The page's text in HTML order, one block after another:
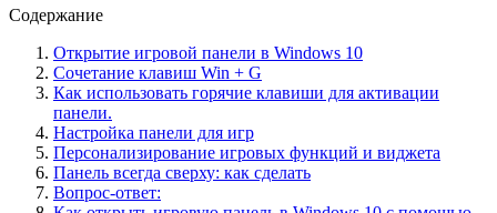
Содержание
Открытие игровой панели в Windows 10
Сочетание клавиш Win + G
Как использовать горячие клавиши для активации
панели.
Настройка панели для игр
Персонализирование игровых функций и виджета
Панель всегда сверху: как сделать
Вопрос-ответ: